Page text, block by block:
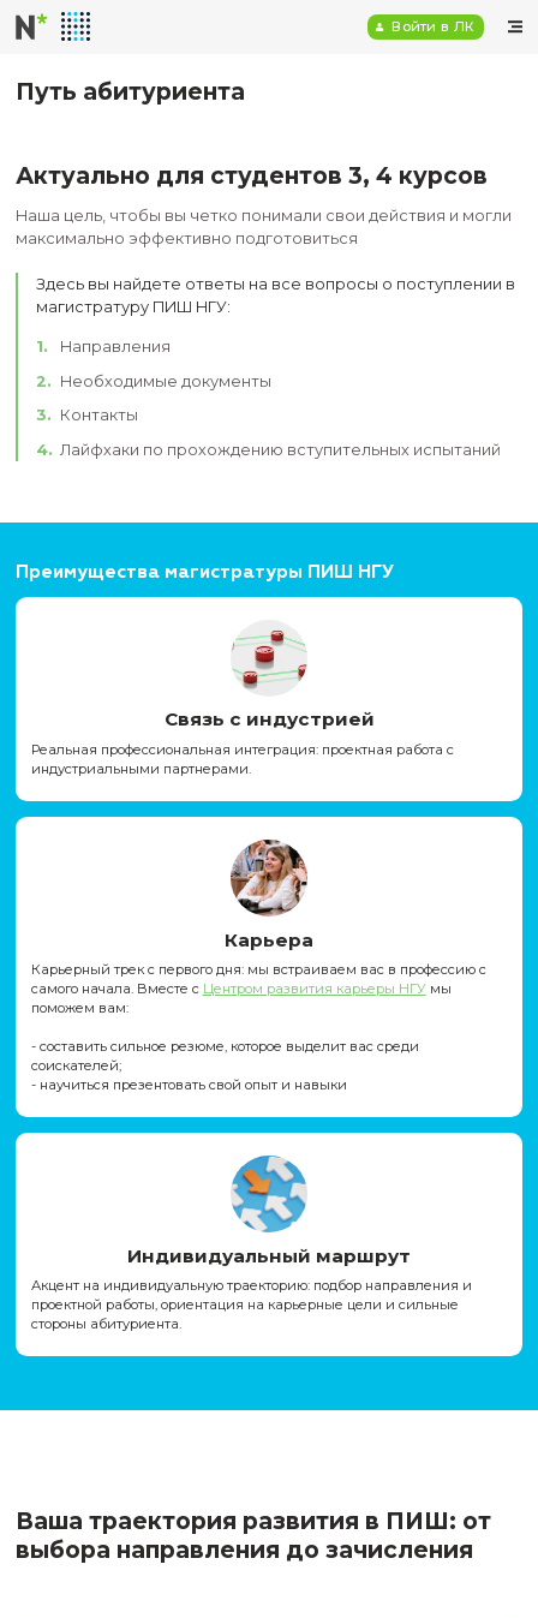
Путь абитуриента
Актуально для студентов 3, 4
максимально эффективно подготовиться
Здесь вы найдете ответы на все вопросы о
магистратуру ПИШ НГУ:
Контакты
Лайфхаки по прохождению вступительных
Преимущества магистратуры ПИШ НГУ
Связь с индустрией
Реальная профессиональная интеграция: проектная
индустриальными партнерами.
Карьера
Карьерный трек с первого дня: мы встраиваем вас в
самого начала. Вместе сЦентром развития карьеры НГУ
поможем вам:
- составить сильное резюме, которое выделит вас среди
соискателей;
- научиться презентовать свой опыт и навыки
Индивидуальный маршрут